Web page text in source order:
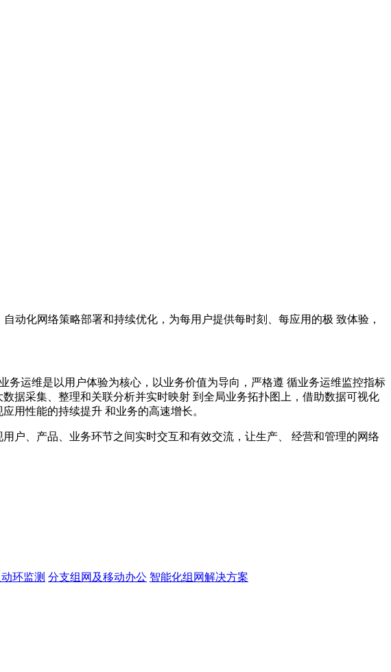
动化网络策略部署和持续优化，为每用户提供每时刻、每应用的极 致体验，
运维是以用户体验为核心，以业务价值为导向，严格遵 循业务运维监控指标
据采集、整理和关联分析并实时映射 到全局业务拓扑图上，借助数据可视化
用性能的持续提升 和业务的高速增长。
户、产品、业务环节之间实时交互和有效交流，让生产、 经营和管理的网络
环监测 分支组网及移动办公 智能化组网解决方案